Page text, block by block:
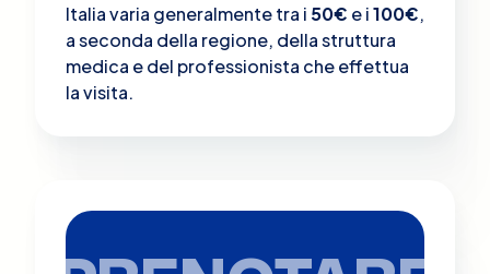
Italia varia generalmente tra i 50€ e i100€,
a seconda della regione, della struttura
medica e del professionista che effettua
la visita.